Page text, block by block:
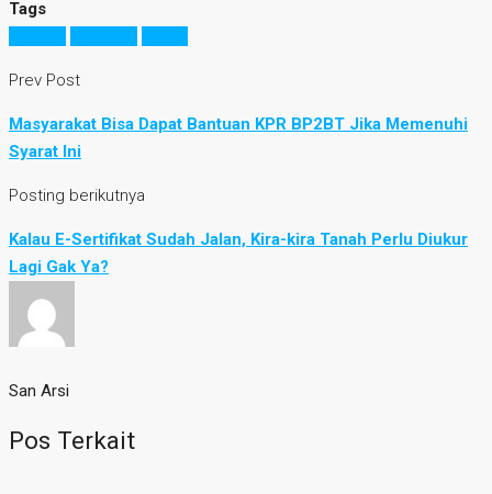
Tags
Prev Post
Masyarakat Bisa Dapat Bantuan KPR BP2BT Jika Memenuhi
Syarat Ini
Posting berikutnya
Kalau E-Sertifikat Sudah Jalan, Kira-kira Tanah Perlu Diukur
Lagi Gak Ya?
San Arsi
Pos Terkait